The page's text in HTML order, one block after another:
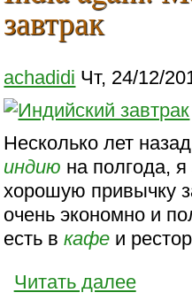
завтрак
achadidi Чт, 24/12/
Несколько лет
индию на полгода,
хорошую привычку
очень экономно и
есть вкафе и
Читать далее